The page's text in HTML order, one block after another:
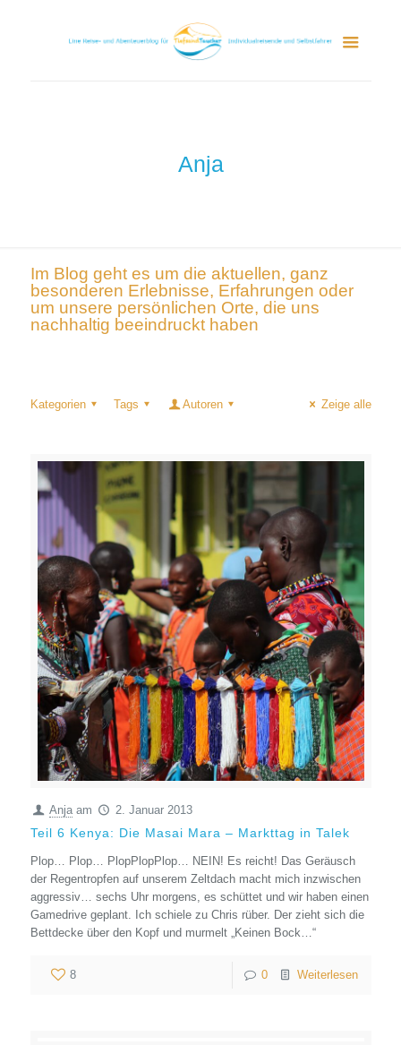
Anja
Im Blog geht es um die aktuellen, ganz
besonderen Erlebnisse, Erfahrungen oder
um unsere persönlichen Orte, die uns
nachhaltig beeindruckt haben
Kategorien Tags Autoren Zeige alle
Anja am 2. Januar 2013
Teil 6 Kenya: Die Masai Mara – Markttag in Talek
Plop… Plop… PlopPlopPlop… NEIN! Es reicht! Das Geräusch
der Regentropfen auf unserem Zeltdach macht mich inzwischen
aggressiv… sechs Uhr morgens, es schüttet und wir haben einen
Gamedrive geplant. Ich schiele zu Chris rüber. Der zieht sich die
Bettdecke über den Kopf und murmelt „Keinen Bock…“
8 0 Weiterlesen